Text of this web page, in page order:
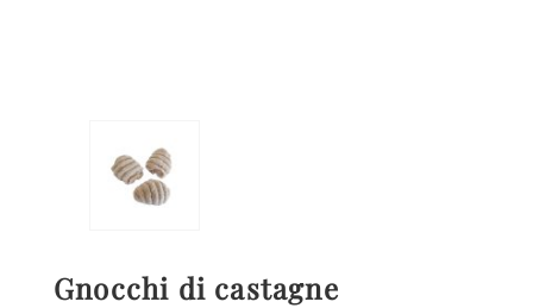
Gnocchi di castagne